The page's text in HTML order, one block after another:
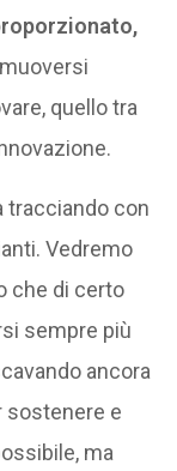
quello tra
tracciando con
Vedremo
che di certo
sempre più
ancora
sostenere e
ma